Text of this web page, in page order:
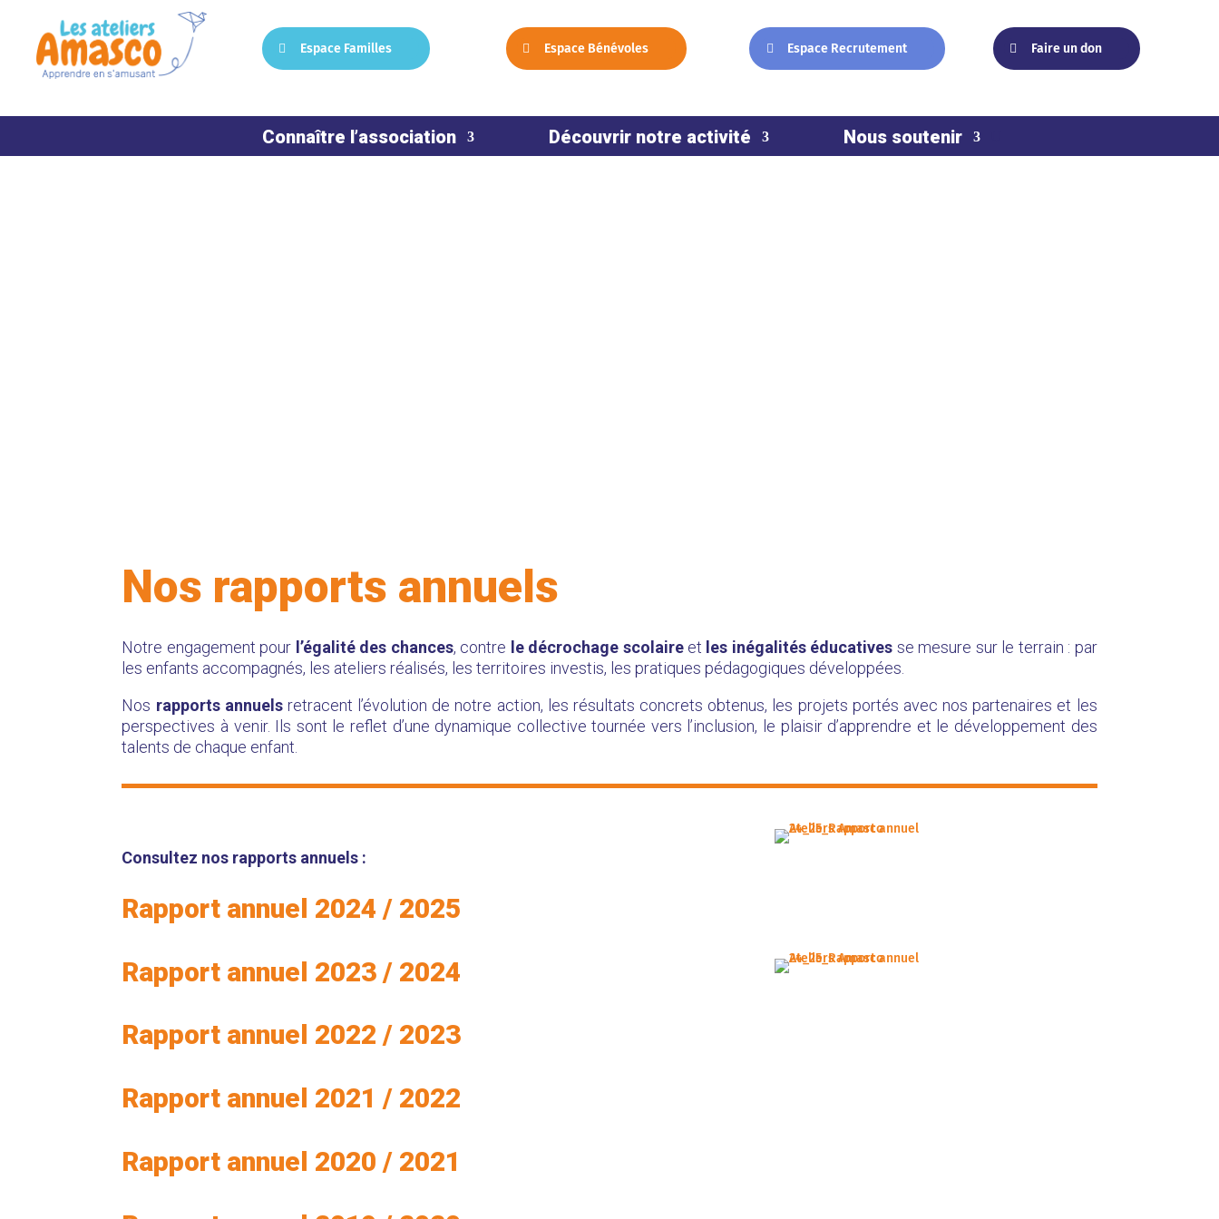
Espace Familles Espace Bénévoles Espace Recrutement Faire un don
Connaître l’association Découvrir notre activité Nous soutenir
Nos rapports annuels
Notre engagement pour l’égalité des chances, contre le décrochage scolaireet les inégalités éducatives se mesure sur le terrain : par
les enfants accompagnés, les ateliers réalisés, les territoires investis, les pratiques pédagogiques développées.
Nos rapports annuelsretracent l’évolution de notre action, les résultats concrets obtenus, les projets portés avec nos partenaires et les
perspectives à venir. Ils sont le reflet d’une dynamique collective tournée vers l’inclusion, le plaisir d’apprendre et le développement des
talents de chaque enfant.
Consultez nos rapports annuels :
Rapport annuel 2024 / 2025
Rapport annuel 2023 / 2024
Rapport annuel 2022 / 2023
Rapport annuel 2021 / 2022
Rapport annuel 2020 / 2021